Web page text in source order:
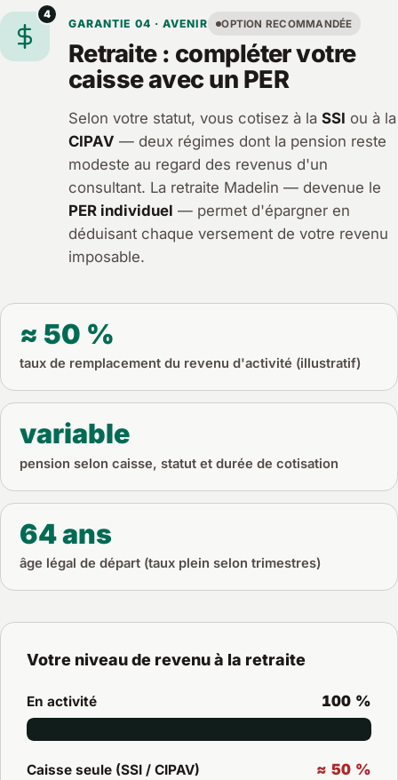
4
GARANTIE 04 · AVENIR OPTION RECOMMANDÉE
Retraite : compléter votre
caisse avec un PER
Selon votre statut, vous cotisez à la SSI ou à la
CIPAV — deux régimes dont la pension reste
modeste au regard des revenus d'un
consultant. La retraite Madelin — devenue le
PER individuel — permet d'épargner en
déduisant chaque versement de votre revenu
imposable.
≈ 50 %
taux de remplacement du revenu d'activité (illustratif)
variable
pension selon caisse, statut et durée de cotisation
64 ans
âge légal de départ (taux plein selon trimestres)
Votre niveau de revenu à la retraite
En activité 100 %
Caisse seule (SSI / CIPAV) ≈ 50 %